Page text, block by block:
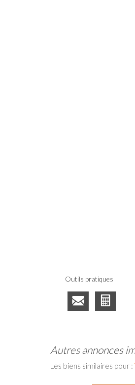
Outils pratiques
autres annonces
Les biens similaires pour :